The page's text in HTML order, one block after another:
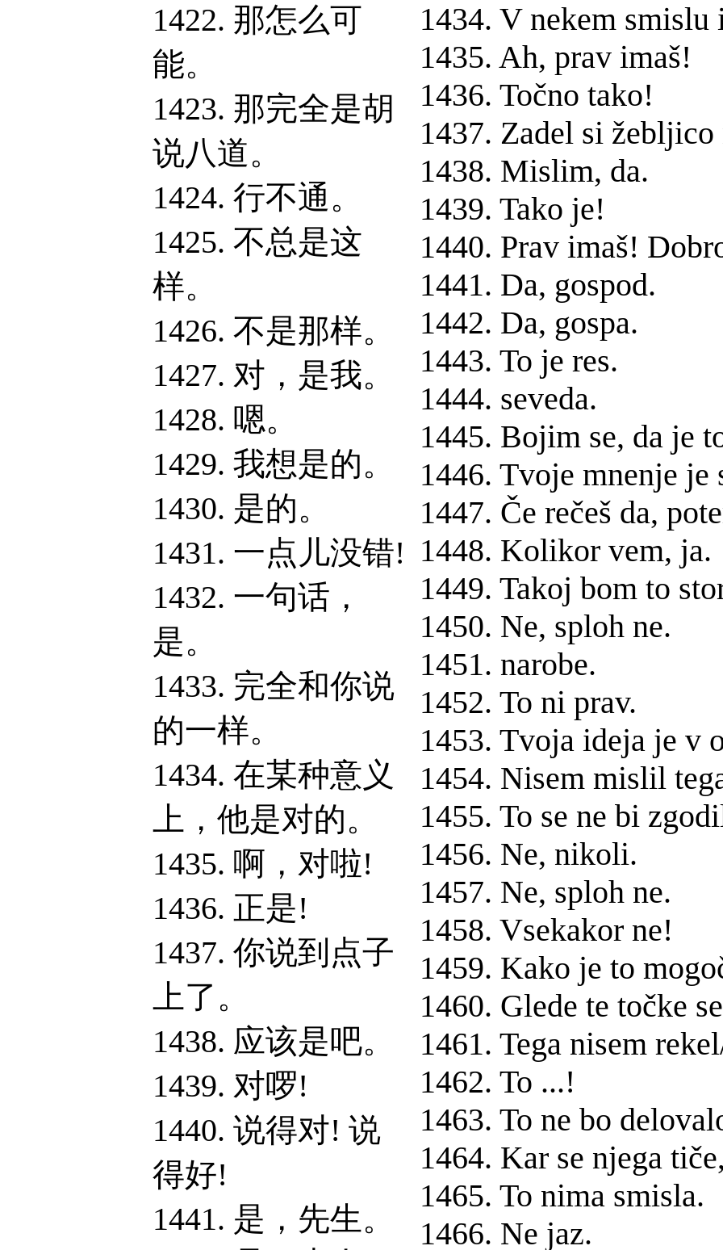
1422. 那怎么可
能。
1423. 那完全是胡
说八道。
1424. 行不通。
1425. 不总是这
样。
1426. 不是那样。
1427. 对，是我。
1428. 嗯。
1429. 我想是的。
1430. 是的。
1431. 一点儿没错!
1432. 一句话，
是。
1433. 完全和你说
的一样。
1434. 在某种意义
上，他是对的。
1435. 啊，对啦!
1436. 正是!
1437. 你说到点子
上了。
1438. 应该是吧。
1439. 对啰!
1440. 说得对! 说
得好!
1441. 是，先生。
1434. V nekem smislu
1435. Ah, prav imaš!
1436. Točno tako!
1437. Zadel si
1438. Mislim, da.
1439. Tako je!
1440. Prav imaš!
1441. Da, gospod.
1442. Da, gospa.
1443. To je res.
1444. seveda.
1445. Bojim se, da je
1446. Tvoje mnenje je
1447. Če rečeš da,
1448. Kolikor vem, ja.
1449. Takoj bom to
1450. Ne, sploh ne.
1451. narobe.
1452. To ni prav.
1453. Tvoja ideja je v
1454. Nisem mislil
1455. To se ne bi
1456. Ne, nikoli.
1457. Ne, sploh ne.
1458. Vsekakor ne!
1459. Kako je to
1460. Glede te točke
1461. Tega nisem
1462. To ...!
1463. To ne bo
1464. Kar se njega
1465. To nima smisla.
1466. Ne jaz.